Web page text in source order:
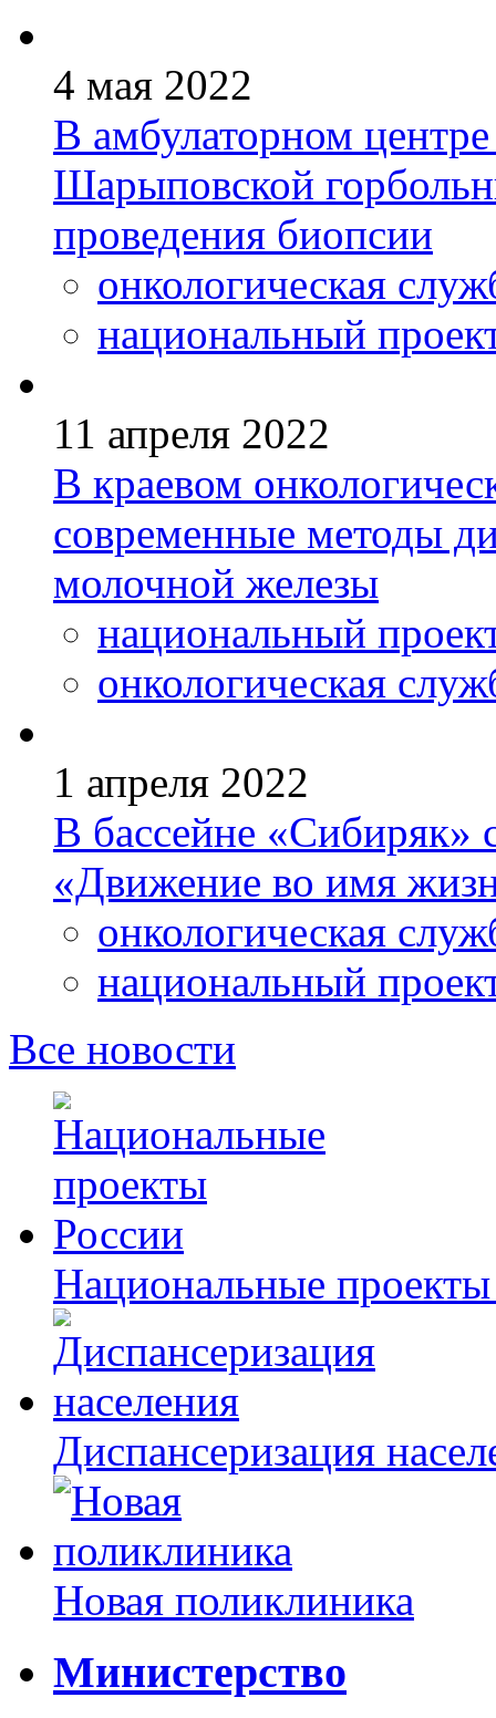
4 мая 2022
В амбулаторном
Шарыповской
проведения биопсии
онкологическая
национальный
11 апреля 2022
В краевом
современные методы
молочной железы
национальный
онкологическая
1 апреля 2022
В бассейне «Сибиряк»
«Движение во имя
онкологическая
национальный
Все новости
Национальные
Диспансеризация
Новая поликлиника
Министерство